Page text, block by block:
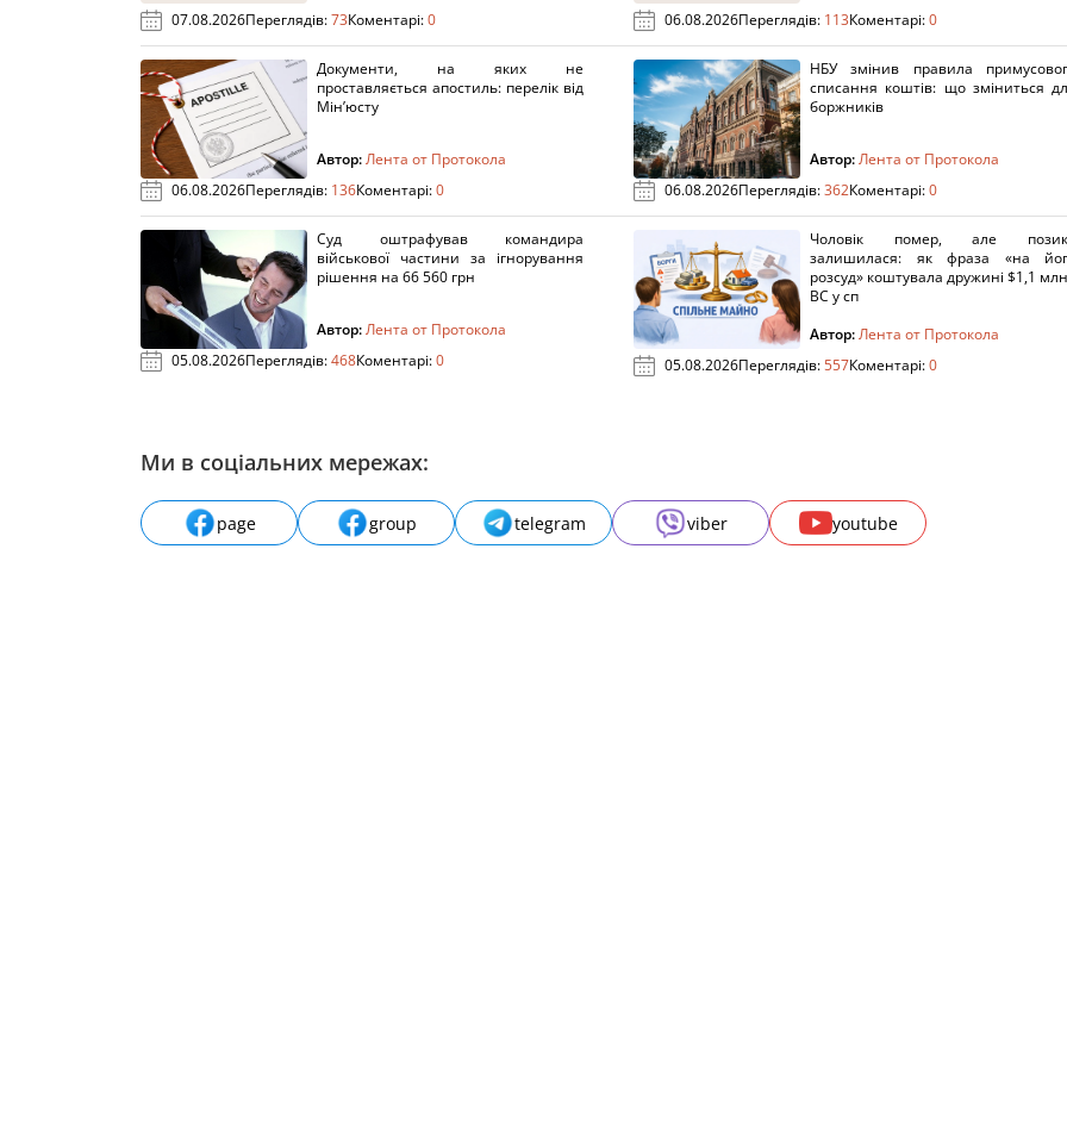
07.08.2026Переглядів:73Коментарі:0
06.08.2026Переглядів: 113Коментарі:0
Документи, на яких не
проставляється апостиль: перелік від
Мін’юсту
Автор:Лента от Протокола
06.08.2026Переглядів: 136Коментарі:0
НБУ змінив правила
списання коштів: що зміниться
боржників
Автор:Лента от Протокола
06.08.2026Переглядів:362Коментарі:0
Суд оштрафував командира
військової частини за ігнорування
рішення на 66 560 грн
Автор:Лента от Протокола
05.08.2026Переглядів:468Коментарі:0
Чоловік помер, але
залишилася: як фраза «на
розсуд» коштувала дружині $1,1
ВС у сп
Автор:Лента от Протокола
05.08.2026Переглядів:557Коментарі:0
Ми в соціальних мережах:
page group telegram viber youtube